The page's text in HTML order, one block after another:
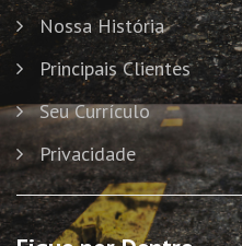
Nossa História
Principais Clientes
Seu Currículo
Privacidade